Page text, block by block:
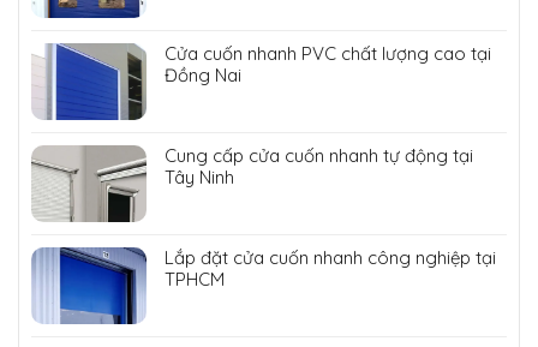
Cửa cuốn nhanh PVC chất lượng cao tại
Đồng Nai
Cung cấp cửa cuốn nhanh tự động tại
Tây Ninh
Lắp đặt cửa cuốn nhanh công nghiệp tại
TPHCM